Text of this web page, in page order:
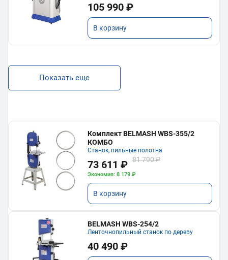
105 990 ₽
В корзину
Показать еще
Комплект BELMASH WBS-355/2
КОМБО
Станок, пильные полотна
73 611 ₽ 81 790 ₽
Экономия: 8 179 ₽
В корзину
BELMASH WBS-254/2
Ленточнопильный станок по дереву
40 490 ₽